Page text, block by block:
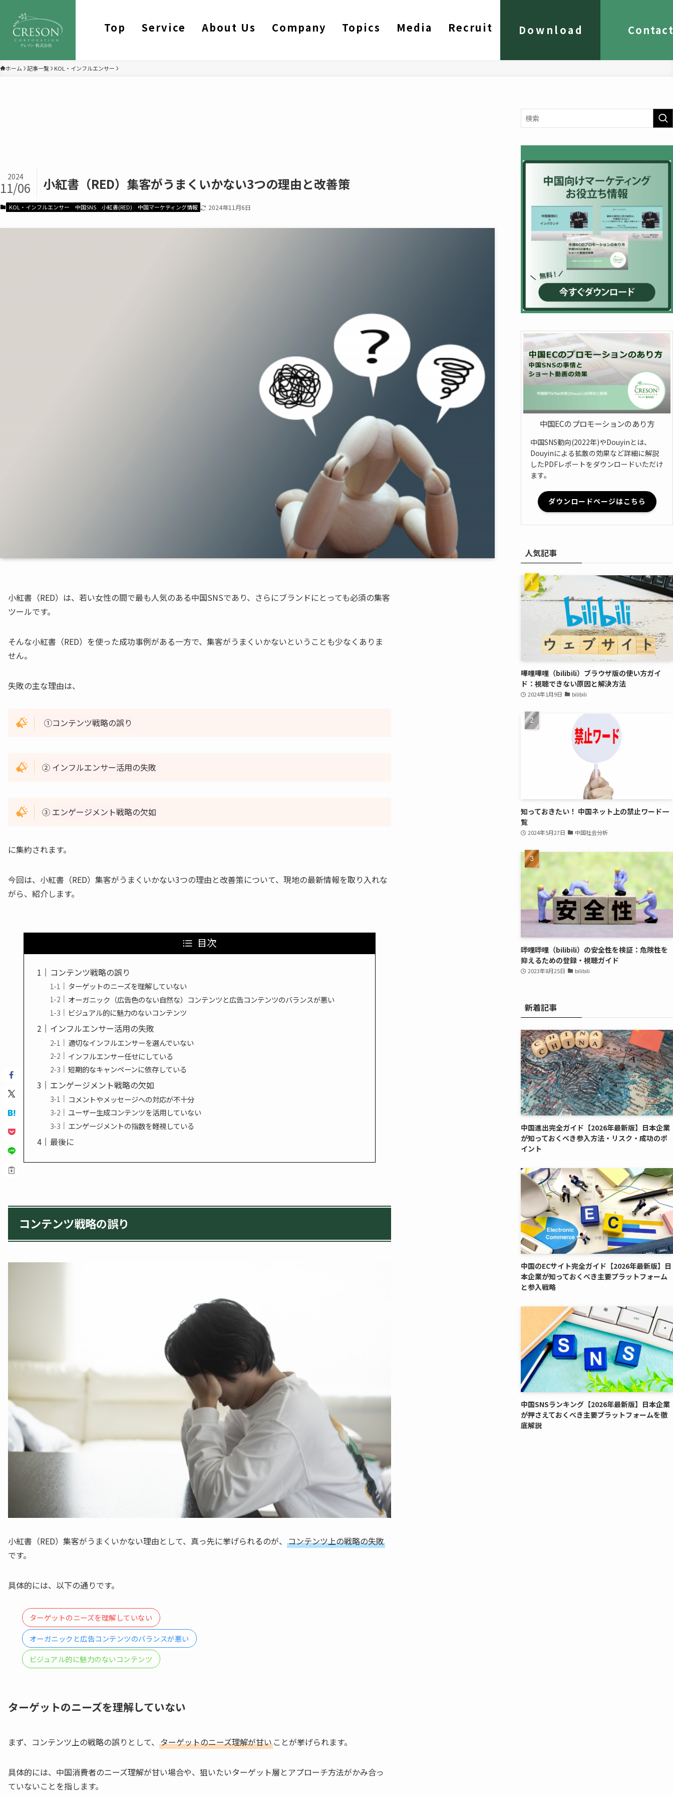
Top Service About Us Company Topics Media Recruit Download
ホーム 記事一覧 KOL・インフルエンサー
小紅書（RED）集客がうまくいかない3つの理由と改善策
2024
11/06
KOL・インフルエンサー 中国SNS 小紅書(RED) 中国マーケティング情報 2024年11月6日
小紅書（RED）は、若い女性の間で最も人気のある中国SNSであり、さらにブランドにとっても必須の集客
ツールです。
そんな小紅書（RED）を使った成功事例がある一方で、集客がうまくいかないということも少なくありま
せん。
失敗の主な理由は、
①コンテンツ戦略の誤り
② インフルエンサー活用の失敗
③ エンゲージメント戦略の欠如
に集約されます。
今回は、小紅書（RED）集客がうまくいかない3つの理由と改善策について、現地の最新情報を取り入れな
がら、紹介します。
目次
コンテンツ戦略の誤り
ターゲットのニーズを理解していない
オーガニック（広告色のない自然な）コンテンツと広告コンテンツのバランスが悪い
ビジュアル的に魅力のないコンテンツ
インフルエンサー活用の失敗
適切なインフルエンサーを選んでいない
インフルエンサー任せにしている
短期的なキャンペーンに依存している
エンゲージメント戦略の欠如
コメントやメッセージへの対応が不十分
ユーザー生成コンテンツを活用していない
エンゲージメントの指数を軽視している
最後に
コンテンツ戦略の誤り
小紅書（RED）集客がうまくいかない理由として、真っ先に挙げられるのが、 コンテンツ上の戦略の失敗
です。
具体的には、以下の通りです。
ターゲットのニーズを理解していない
オーガニックと広告コンテンツのバランスが悪い
ビジュアル的に魅力のないコンテンツ
ターゲットのニーズを理解していない
まず、コンテンツ上の戦略の誤りとして、 ターゲットのニーズ理解が甘い ことが挙げられます。
具体的には、中国消費者のニーズ理解が甘い場合や、狙いたいターゲット層とアプローチ方法がかみ合っ
ていないことを指します。
中国ECのプロモーションのあり方
中国SNS動向(2022年)やDouyinとは、
Douyinによる拡散の効果など詳細に解説
したPDFレポートをダウンロードいただけ
ます。
ダウンロードページはこちら
人気記事
嗶哩嗶哩（bilibili）ブラウザ版の使い方ガイ
ド：視聴できない原因と解決方法
2024年1月9日 bilibili
知っておきたい！ 中国ネット上の禁止ワード一
覧
2024年5月27日 中国社会分析
哔哩哔哩（bilibili）の安全性を検証：危険性を
抑えるための登録・視聴ガイド
2023年8月25日 bilibili
新着記事
中国進出完全ガイド【2026年最新版】日本企業
が知っておくべき参入方法・リスク・成功のポ
イント
中国のECサイト完全ガイド【2026年最新版】日
本企業が知っておくべき主要プラットフォーム
と参入戦略
中国SNSランキング【2026年最新版】日本企業
が押さえておくべき主要プラットフォームを徹
底解説